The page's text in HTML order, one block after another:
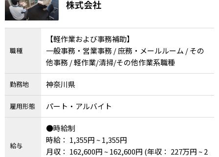
株式会社
職種
【軽作業および事務補助】
一般事務・営業事務 / 庶務・メールルーム / その
他事務 / 軽作業/清掃/その他作業系職種
勤務地 神奈川県
雇用形態 パート・アルバイト
給与
●時給制
時給： 1,355円 ~ 1,355円
月収： 162,600円 ~ 162,600円 (年収： 227万円 ~ 2